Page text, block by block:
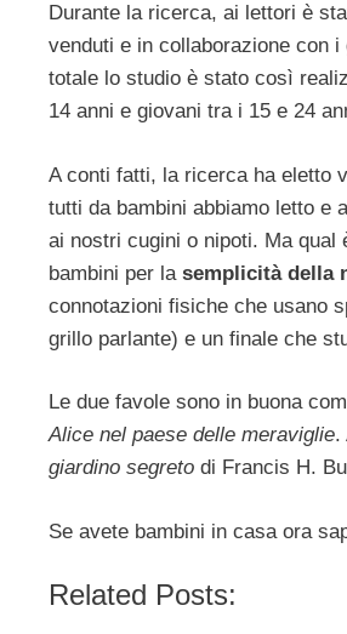
Durante la ricerca, ai lettori è
venduti e in collaborazione con
totale lo studio è stato così
14 anni e giovani tra i 15 e 24
A conti fatti, la ricerca ha eletto
tutti da bambini abbiamo letto e
ai nostri cugini o nipoti. Ma qual
bambini per la semplicità della
connotazioni fisiche che usano
grillo parlante) e un finale che
Le due favole sono in buona
Alice nel paese delle meraviglie.
giardino segreto di Francis H.
Se avete bambini in casa ora
Related Posts: